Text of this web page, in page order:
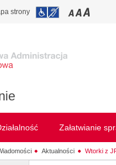
strony
Załatwianie
Aktualności Wtorki z